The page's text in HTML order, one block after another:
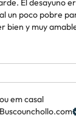
El desayuno
un poco pobre
bien y muy
em casal